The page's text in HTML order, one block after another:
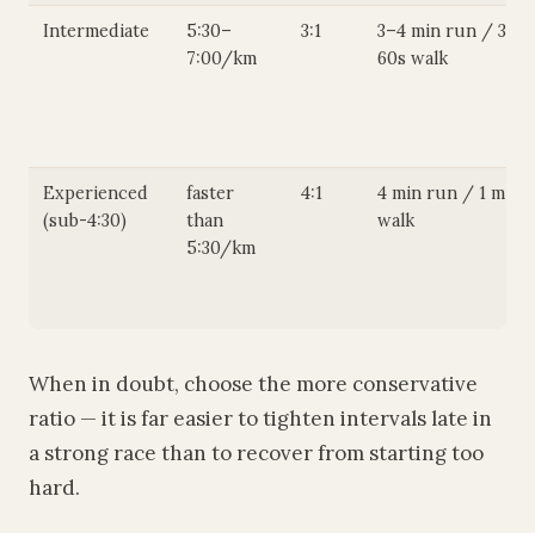
Intermediate
5:30–
7:00/km
3:1
3–4 min run / 30–
60s walk
Experienced
(sub-4:30)
faster
than
5:30/km
4:1
4 min run / 1 min
walk
When in doubt, choose the more conservative
ratio — it is far easier to tighten intervals late in
a strong race than to recover from starting too
hard.